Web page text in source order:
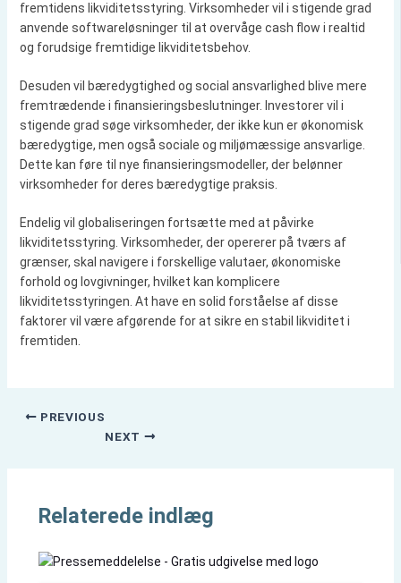
fremtidens likviditetsstyring. Virksomheder vil i stigende grad
anvende softwareløsninger til at overvåge cash flow i realtid
og forudsige fremtidige likviditetsbehov.
Desuden vil bæredygtighed og social ansvarlighed blive mere
fremtrædende i finansieringsbeslutninger. Investorer vil i
stigende grad søge virksomheder, der ikke kun er økonomisk
bæredygtige, men også sociale og miljømæssige ansvarlige.
Dette kan føre til nye finansieringsmodeller, der belønner
virksomheder for deres bæredygtige praksis.
Endelig vil globaliseringen fortsætte med at påvirke
likviditetsstyring. Virksomheder, der opererer på tværs af
grænser, skal navigere i forskellige valutaer, økonomiske
forhold og lovgivninger, hvilket kan komplicere
likviditetsstyringen. At have en solid forståelse af disse
faktorer vil være afgørende for at sikre en stabil likviditet i
fremtiden.
PREVIOUS
NEXT
Relaterede indlæg